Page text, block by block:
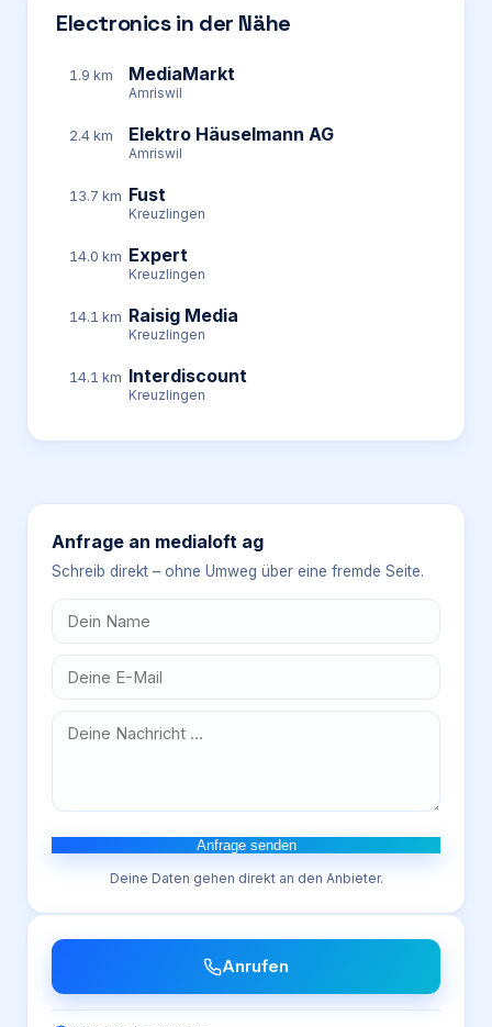
Electronics in der Nähe
1.9 km MediaMarkt
Amriswil
2.4 km Elektro Häuselmann AG
Amriswil
13.7 km Fust
Kreuzlingen
14.0 km Expert
Kreuzlingen
14.1 km Raisig Media
Kreuzlingen
14.1 km Interdiscount
Kreuzlingen
Anfrage an medialoft ag
Schreib direkt – ohne Umweg über eine fremde Seite.
Anfrage senden
Deine Daten gehen direkt an den Anbieter.
Anrufen